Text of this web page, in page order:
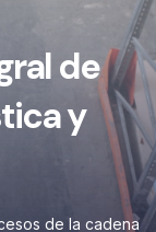
de
y
de la cadena